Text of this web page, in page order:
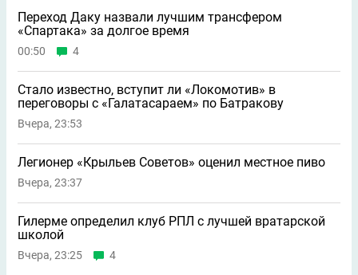
Переход Даку назвали лучшим трансфером
«Спартака» за долгое время
00:50 4
Стало известно, вступит ли «Локомотив» в
переговоры с «Галатасараем» по Батракову
Вчера, 23:53
Легионер «Крыльев Советов» оценил местное пиво
Вчера, 23:37
Гилерме определил клуб РПЛ с лучшей вратарской
школой
Вчера, 23:25 4